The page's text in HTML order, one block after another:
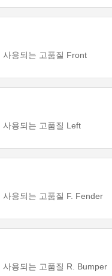
사용되는 고품질 Front
사용되는 고품질 Left
용되는 고품질 F. Fender
용되는 고품질 R. Bumper